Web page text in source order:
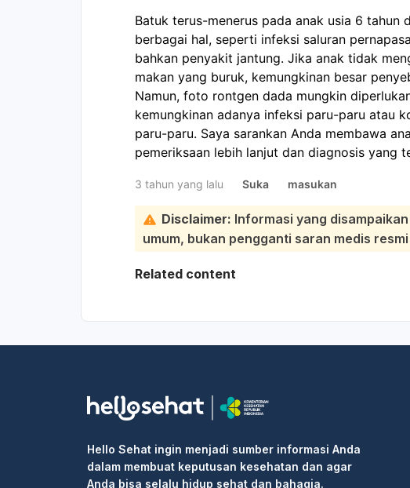
Batuk terus-menerus pada anak usia 6 tahun
berbagai hal, seperti infeksi saluran
bahkan penyakit jantung. Jika anak tidak
makan yang buruk, kemungkinan besar
Namun, foto rontgen dada mungkin
kemungkinan adanya infeksi paru-paru atau
paru-paru. Saya sarankan Anda membawa
pemeriksaan lebih lanjut dan diagnosis yang
3 tahun yang lalu Suka masukan
Disclaimer: Informasi yang
umum, bukan pengganti saran medis
Related content
Hello Sehat ingin menjadi sumber informasi Anda
dalam membuat keputusan kesehatan dan agar
Anda bisa selalu hidup sehat dan bahagia.